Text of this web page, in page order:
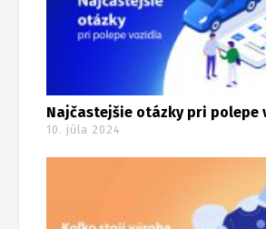
Najčastejšie otázky pri polepe
10. júla 2024